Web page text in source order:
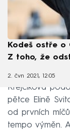
Kodeš ostře o
Z toho, že
2. čvn 2021, 12:05
Krejčíková
pětce Elině
od prvních
tempo výměn.